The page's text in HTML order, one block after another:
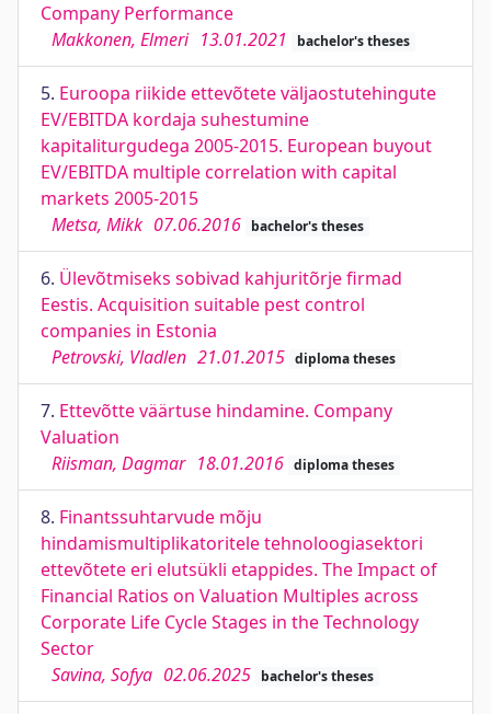
Company Performance
Makkonen, Elmeri 13.01.2021 bachelor's theses
5. Euroopa riikide ettevõtete väljaostutehingute
EV/EBITDA kordaja suhestumine
kapitaliturgudega 2005-2015. European buyout
EV/EBITDA multiple correlation with capital
markets 2005-2015
Metsa, Mikk 07.06.2016 bachelor's theses
6. Ülevõtmiseks sobivad kahjuritõrje firmad
Eestis. Acquisition suitable pest control
companies in Estonia
Petrovski, Vladlen 21.01.2015 diploma theses
7. Ettevõtte väärtuse hindamine. Company
Valuation
Riisman, Dagmar 18.01.2016 diploma theses
8. Finantssuhtarvude mõju
hindamismultiplikatoritele tehnoloogiasektori
ettevõtete eri elutsükli etappides. The Impact of
Financial Ratios on Valuation Multiples across
Corporate Life Cycle Stages in the Technology
Sector
Savina, Sofya 02.06.2025 bachelor's theses